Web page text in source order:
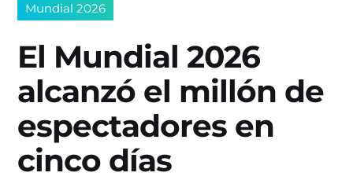
Mundial 2026
El Mundial 2026
alcanzó el millón de
espectadores en
cinco días